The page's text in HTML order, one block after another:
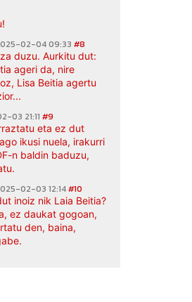
02-04 09:33 #8
duzu. Aurkitu dut:
ageri da, nire
Lisa Beitia agertu
03 21:11 #9
eta ez dut
ikusi nuela, irakurri
n baldin baduzu,
02-03 12:14#10
inoiz nik Laia Beitia?
ez daukat gogoan,
den, baina,